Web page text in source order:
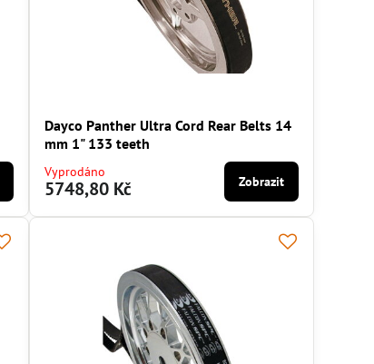
Dayco Panther Ultra Cord Rear Belts 14
mm 1" 133 teeth
Vyprodáno
5748,80 Kč Zobrazit